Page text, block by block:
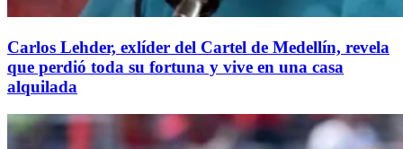
Carlos Lehder, exlíder del Cartel de Medellín, revela
que perdió toda su fortuna y vive en una casa
alquilada